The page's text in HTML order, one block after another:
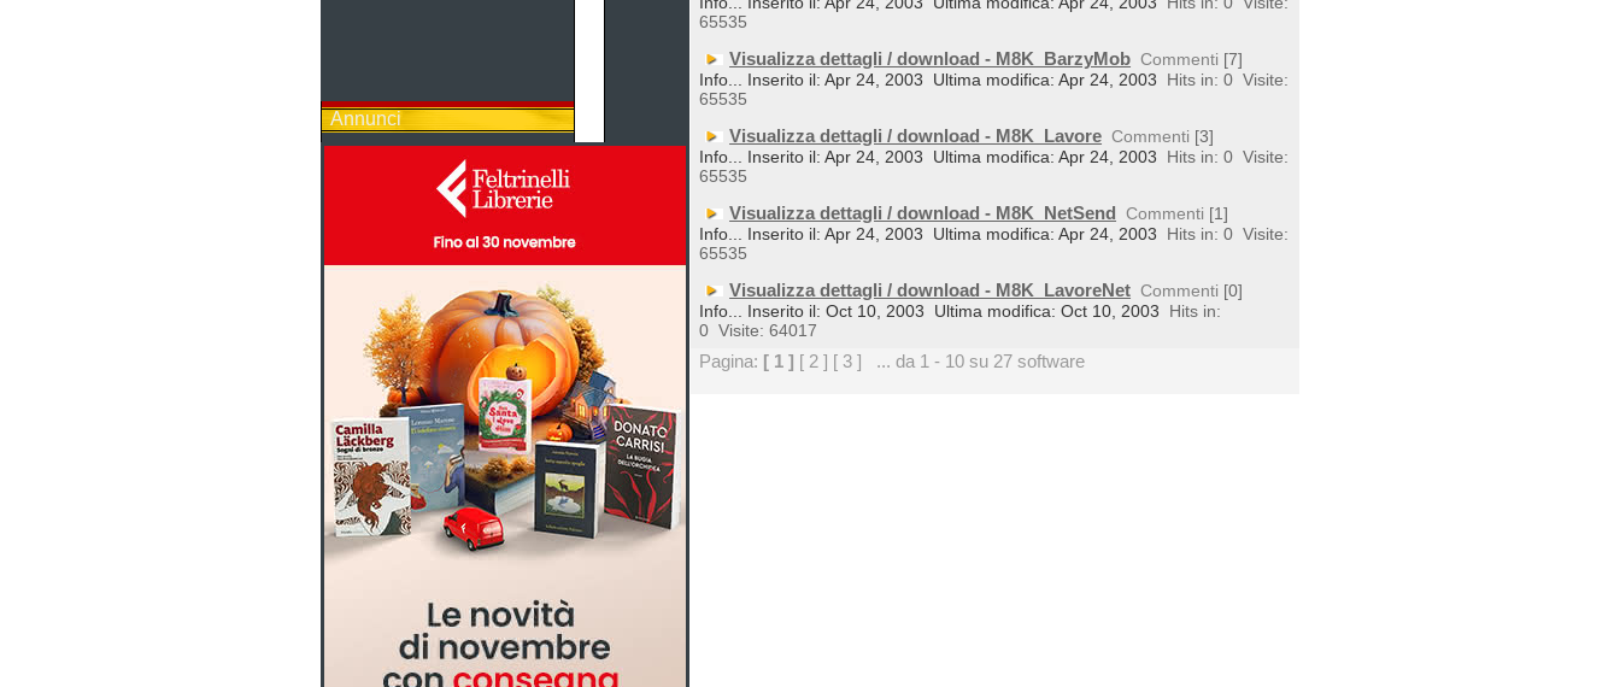
Annunci
65535
Visualizza dettagli / download - M8K_BarzyMob Commenti [7]
Info... Inserito il: Apr 24, 2003
Ultima modifica: Apr 24, 2003 Hits in: 0 Visite:
65535
Visualizza dettagli / download - M8K_Lavore Commenti [3]
Info... Inserito il: Apr 24, 2003
Ultima modifica: Apr 24, 2003 Hits in: 0 Visite:
65535
Visualizza dettagli / download - M8K_NetSend Commenti [1]
Info... Inserito il: Apr 24, 2003
Ultima modifica: Apr 24, 2003 Hits in: 0 Visite:
65535
Visualizza dettagli / download - M8K_LavoreNet Commenti [0]
Info... Inserito il: Oct 10, 2003
Ultima modifica: Oct 10, 2003
Hits in:
0 Visite: 64017
Pagina: [ 1 ] [ 2 ] [ 3 ] ... da 1 - 10 su 27 software